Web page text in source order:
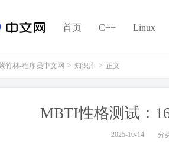
首页 C++ Linux
竹林-程序员中文网 > 知识库 > 正文
MBTI性格测试：
2025-10-14 分